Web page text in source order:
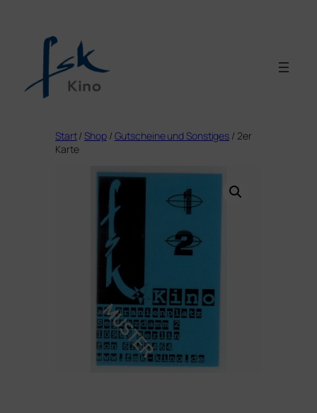
springen
Start/ Shop/ Gutscheine und Sonstiges / 2er
Karte